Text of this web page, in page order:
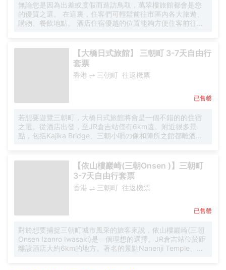
無論您是因為出差或度假而造訪鳥取，萬翠樓旅館都會是您
的優質之選。 在這裏，住客們可輕鬆前往市區內各大旅遊、
購物、餐飲地點。 酒店住宿優越的位置能夠方便住客前往市
色服務設施包括停車場, 餐廳, 咖啡店, 電梯, 保險箱。 共有44
間房間可供客人選擇，全都給人以安靜典雅的感覺。 在繁忙
的一天過後，不妨到酒店的温泉 , 水療中心, 花園, 卡拉OK放
鬆一下自己。 萬翠樓旅館地理位置優越，設施優良，各方面
【大橋日式旅館】 三朝町 3-7天自由行
套票
香港 三朝町 往返機票
已售罄
若想要遊覽三朝町，大橋日式旅館將會是一個不錯的的住宿
之選。從酒店出發，至JR倉吉站僅有6km遠。附近很多景
點，包括Kajika Bridge、三朝小唄の像和陣所之館都離酒店
以在這裏舒緩身心壓力。酒店為旅客提供接站服務，舒適到
【依山樓巖崎(三朝Onsen )】三朝町
3-7天自由行套票
香港 三朝町 往返機票
已售罄
對於想要捕捉三朝町城市風采的旅客來說，依山樓巖崎(三朝
Onsen Izanro Iwasaki)是一個理想的選擇。JR倉吉站位於距
離該酒店大約6km的地方。著名的景點Nanenji Temple、三